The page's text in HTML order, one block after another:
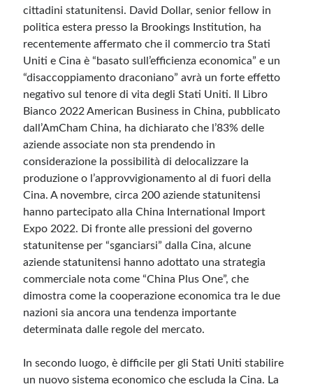
cittadini statunitensi. David Dollar, senior fellow in
politica estera presso la Brookings Institution, ha
recentemente affermato che il commercio tra Stati
Uniti e Cina è “basato sull’efficienza economica” e un
“disaccoppiamento draconiano” avrà un forte effetto
negativo sul tenore di vita degli Stati Uniti. Il Libro
Bianco 2022 American Business in China, pubblicato
dall’AmCham China, ha dichiarato che l’83% delle
aziende associate non sta prendendo in
considerazione la possibilità di delocalizzare la
produzione o l’approvvigionamento al di fuori della
Cina. A novembre, circa 200 aziende statunitensi
hanno partecipato alla China International Import
Expo 2022. Di fronte alle pressioni del governo
statunitense per “sganciarsi” dalla Cina, alcune
aziende statunitensi hanno adottato una strategia
commerciale nota come “China Plus One”, che
dimostra come la cooperazione economica tra le due
nazioni sia ancora una tendenza importante
determinata dalle regole del mercato.
In secondo luogo, è difficile per gli Stati Uniti stabilire
un nuovo sistema economico che escluda la Cina. La